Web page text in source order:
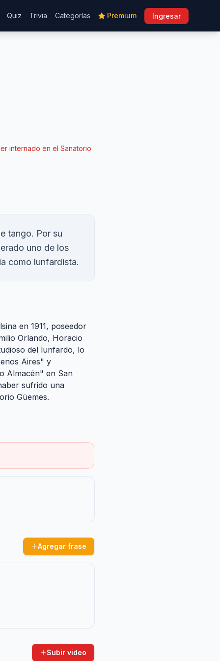
Quiz Trivia Categorías Premium Ingresar
internado en el Sanatorio
tango. Por su
uno de los
como lunfardista.
en 1911, poseedor
Orlando, Horacio
del lunfardo, lo
Aires" y
Almacén" en San
sufrido una
Güemes.
Agregar frase
Subir video